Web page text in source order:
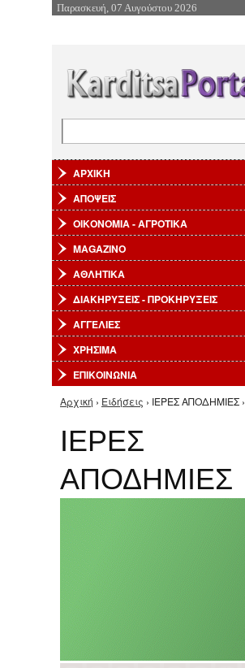
Επιστροφή στην Πλοήγηση
Παρασκευή, 07 Αυγούστου 2026
ΑΡΧΙΚΗ
ΑΠΟΨΕΙΣ
ΟΙΚΟΝΟΜΙΑ - ΑΓΡΟΤΙΚΑ
MAGAZINO
ΑΘΛΗΤΙΚΑ
ΔΙΑΚΗΡΥΞΕΙΣ - ΠΡΟΚΗΡΥΞΕΙΣ
ΑΓΓΕΛΙΕΣ
ΧΡΗΣΙΜΑ
ΕΠΙΚΟΙΝΩΝΙΑ
Είστε εδώ
Αρχική › Ειδήσεις › ΙΕΡΕΣ ΑΠΟΔΗΜΙΕΣ ›
ΙΕΡΕΣ
ΑΠΟΔΗΜΙΕΣ